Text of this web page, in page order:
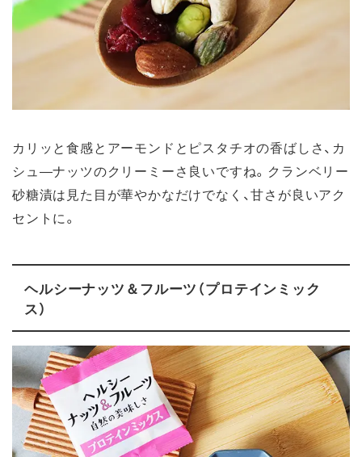
カリッと食感とアーモンドとピスタチオの香ばしさ、カ
シュ―ナッツのクリーミーさ良いですね。クランベリー
砂糖漬は見た目が華やかなだけでなく、甘さが良いアク
セントに。
ヘルシーナッツ＆フルーツ（プロテインミック
ス）